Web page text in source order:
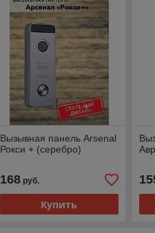
Вызывная панель Arsenal
Рокси + (серебро)
168руб.
Купить